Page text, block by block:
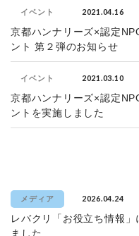
イベント 2021.04.16
京都ハンナリーズ×認定
ント 第２弾のお知らせ
イベント 2021.03.10
京都ハンナリーズ×認定
ントを実施しました
メディア 2026.04.24
レバクリ「お役立ち情報
ました